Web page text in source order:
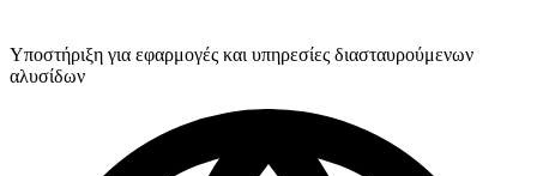
Υποστήριξη για εφαρμογές και υπηρεσίες διασταυρούμενων
αλυσίδων